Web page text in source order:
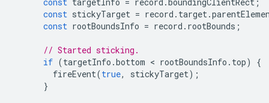
const stickyTarget = record . target .
const rootBoundsInfo = record . rootBounds ;
// Started sticking.
if (targetInfo .bottom < rootBoundsInfo . top)
{
fireEvent(true, stickyTarget);
}